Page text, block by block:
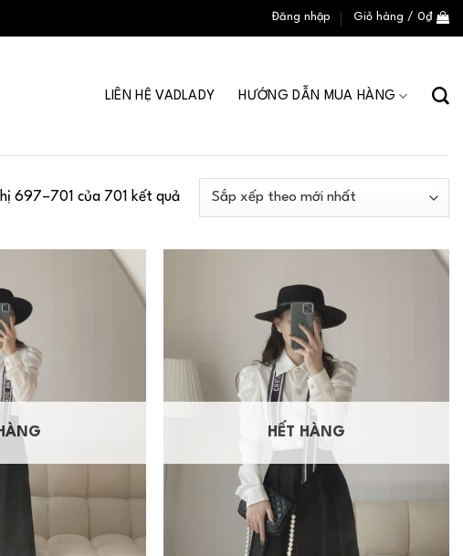
Đăng nhập Giỏ hàng / 0₫
LIÊN HỆ VADLADY HƯỚNG DẪN MUA HÀNG
697–701 của 701 kết quả
HẾT HÀNG